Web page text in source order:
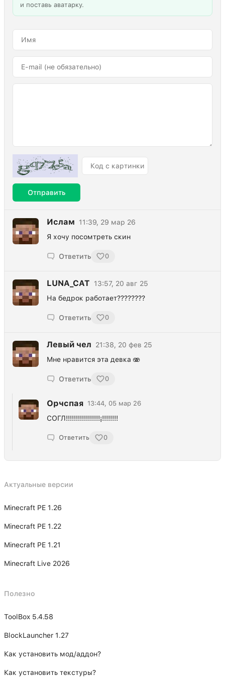
и поставь аватарку.
Отправить
Ислам
11:39, 29 мар 26
Я хочу посомтреть скин
Ответить 0
LUNA_CAT
13:57, 20 авг 25
На бедрок работает????????
Ответить 0
Левый чел
21:38, 20 фев 25
Мне нравится эта девка 🫨
Ответить 0
Орчспая 13:44, 05 мар 26
СОГЛ!!!!!!!!!!!!!!!!!¡!!!!!!!!
Ответить 0
Актуальные версии
Minecraft PE 1.26
Minecraft PE 1.22
Minecraft PE 1.21
Minecraft Live 2026
Полезно
ToolBox 5.4.58
BlockLauncher 1.27
Как установить мод/аддон?
Как установить текстуры?